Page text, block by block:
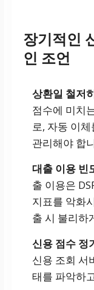
장기적인
인 조언
상환일 철저
점수에 미치
로, 자동 이
관리해야 합
대출 이용 빈
출 이용은
지표를 악화
출 시 불리하
신용 점수 정
신용 조회 서
태를 파악하